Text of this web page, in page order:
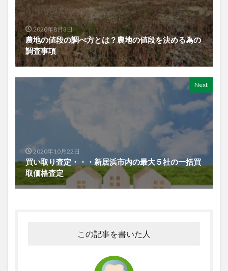
2020年8月3日
農地の値段の調べ方とは？農地の値段を決める為の
調査事項
Next
2020年10月22日
買い取り査定・・・新居浜市内の最大５社の一括買
取価格査定
この記事を書いた人